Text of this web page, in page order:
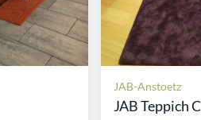
JAB-Anstoetz
JAB Teppich